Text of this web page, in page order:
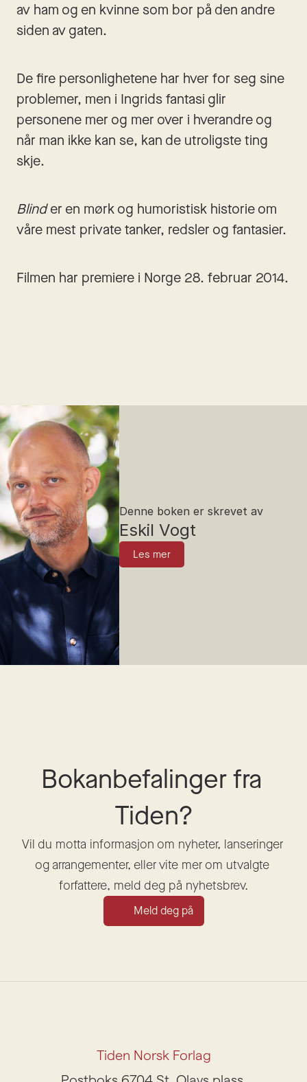
av ham og en kvinne som bor på den andre
siden av gaten.
De fire personlighetene har hver for seg sine
problemer, men i Ingrids fantasi glir
personene mer og mer over i hverandre og
når man ikke kan se, kan de utroligste ting
skje.
Blind er en mørk og humoristisk historie om
våre mest private tanker, redsler og fantasier.
Filmen har premiere i Norge 28. februar 2014.
Denne boken er skrevet av
Eskil Vogt
Les mer
Bokanbefalinger fra
Tiden?
Vil du motta informasjon om nyheter, lanseringer
og arrangementer, eller vite mer om utvalgte
forfattere, meld deg på nyhetsbrev.
Meld deg på
Tiden Norsk Forlag